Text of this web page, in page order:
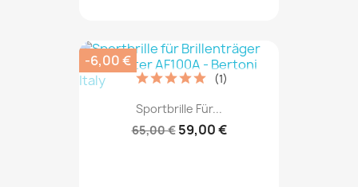
Sportbrille Für...
65,00 € 59,00 €
(1)
-6,00 €